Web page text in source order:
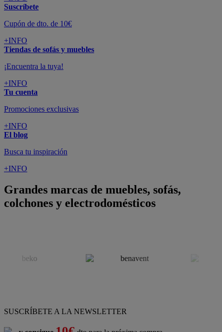
Suscríbete
Cupón de dto. de 10€
+INFO
Tiendas de sofás y muebles
¡Encuentra la tuya!
+INFO
Tu cuenta
Promociones exclusivas
+INFO
El blog
Busca tu inspiración
+INFO
Grandes marcas de muebles, sofás,
colchones y electrodomésticos
SUSCRÍBETE A LA NEWSLETTER